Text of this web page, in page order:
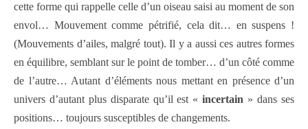
cette forme qui rappelle celle d’un oiseau saisi au moment de son
envol… Mouvement comme pétrifié, cela dit… en suspens !
(Mouvements d’ailes, malgré tout). Il y a aussi ces autres formes
en équilibre, semblant sur le point de tomber… d’un côté comme
de l’autre… Autant d’éléments nous mettant en présence d’un
univers d’autant plus disparate qu’il est «incertain » dans ses
positions… toujours susceptibles de changements.